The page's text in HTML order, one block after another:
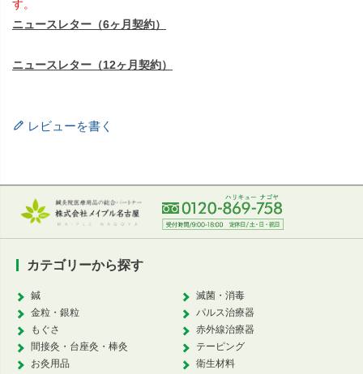
す。
ニュースレター（6ヶ月契約）
ニュースレター（12ヶ月契約）
レビューを書く
カテゴリーから探す
鍼
金粒・銀粒
もぐさ
間接灸・台座灸・棒灸
お灸用品
滅菌・消毒
パルス治療器
赤外線治療器
テーピング
衛生材料